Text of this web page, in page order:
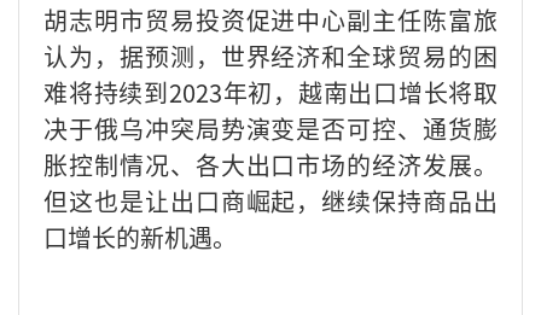
胡志明市贸易投资促进中心副主任陈富旅
认为，据预测，世界经济和全球贸易的困
难将持续到2023年初，越南出口增长将取
决于俄乌冲突局势演变是否可控、通货膨
胀控制情况、各大出口市场的经济发展。
但这也是让出口商崛起，继续保持商品出
口增长的新机遇。